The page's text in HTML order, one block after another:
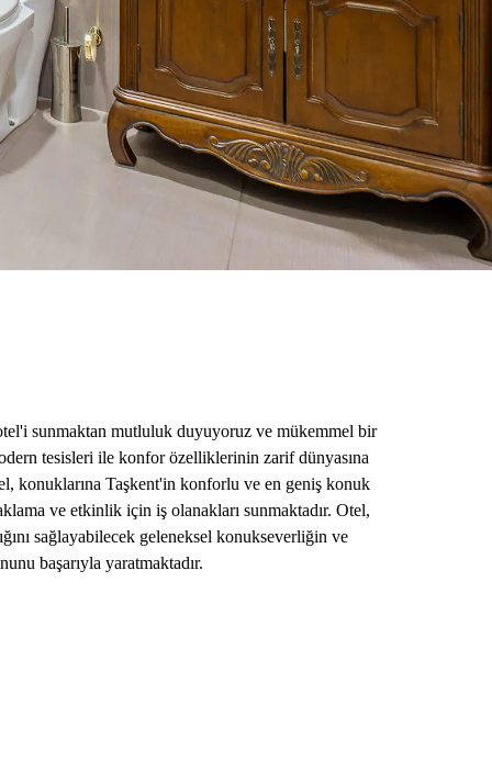
sunmaktan mutluluk duyuyoruz ve mükemmel bir
tesisleri ile konfor özelliklerinin zarif dünyasına
konuklarına Taşkent'in konforlu ve en geniş konuk
ve etkinlik için iş olanakları sunmaktadır. Otel,
sağlayabilecek geleneksel konukseverliğin ve
başarıyla yaratmaktadır.